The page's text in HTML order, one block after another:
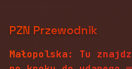
PZN Przewodnik
Małopolska: Tu